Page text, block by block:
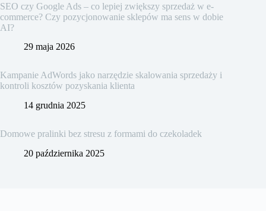
SEO czy Google Ads – co lepiej zwiększy sprzedaż w e-
commerce? Czy pozycjonowanie sklepów ma sens w dobie
AI?
29 maja 2026
Kampanie AdWords jako narzędzie skalowania sprzedaży i
kontroli kosztów pozyskania klienta
14 grudnia 2025
Domowe pralinki bez stresu z formami do czekoladek
20 października 2025